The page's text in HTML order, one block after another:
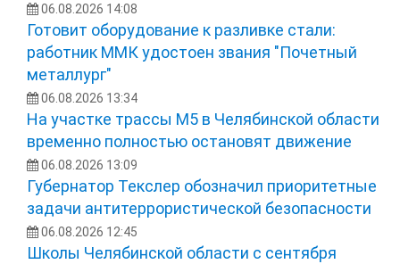
06.08.2026 14:08
Готовит оборудование к разливке стали:
работник ММК удостоен звания "Почетный
металлург"
06.08.2026 13:34
На участке трассы М5 в Челябинской области
временно полностью остановят движение
06.08.2026 13:09
Губернатор Текслер обозначил приоритетные
задачи антитеррористической безопасности
06.08.2026 12:45
Школы Челябинской области с сентября